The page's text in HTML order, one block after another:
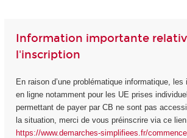
Information importante
l'inscription
En raison d’une problématique informatique,
en ligne notamment pour les UE prises
permettant de payer par CB ne sont pas
la situation, merci de vous préinscrire via ce
https://www.demarches-simplifiees.fr/